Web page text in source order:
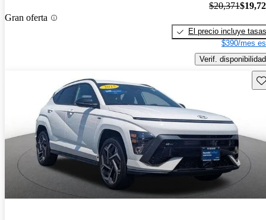
Gran oferta
$20,371
El precio incluye tasas
$390/mes
Verif. disponibilidad